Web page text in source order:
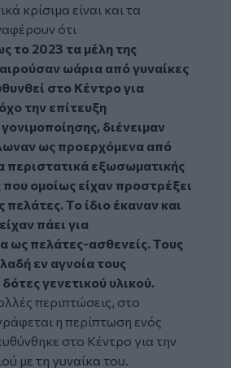
κρίσιμα είναι και τα
ότι
το 2023 τα μέλη της
ωάρια από γυναίκες
στο Κέντρο για
την επίτευξη
διένειμαν
ως προερχόμενα από
περιστατικά εξωσωματικής
ομοίως είχαν προστρέξει
πελάτες. Το ίδιο έκαναν και
πάει για
ως πελάτες-ασθενείς. Τους
εν αγνοία τους
γενετικού υλικού.
περιπτώσεις, στο
η περίπτωση ενός
στο Κέντρο για την
με τη γυναίκα του.